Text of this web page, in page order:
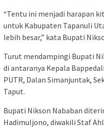
“Tentu ini menjadi harapan
untuk Kabupaten Tapanuli
lebih besar,” kata Bupati
Turut mendampingi Bupati
di antaranya Kepala
PUTR, Dalan Simanjuntak,
Taput.
Bupati Nikson Nababan
Hadimuljono, diwakili Staf